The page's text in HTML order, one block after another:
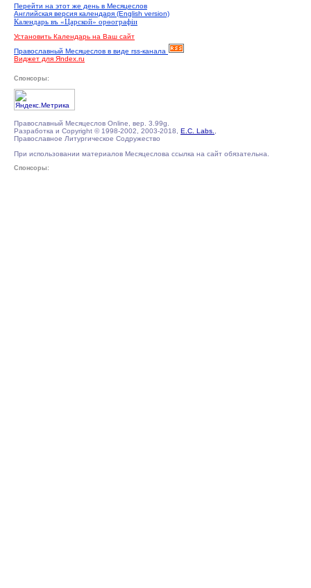
Перейти на этот же день в Месяцеслов
Английская версия календаря (English version)
Календарь въ «Царской» орѳографiи
Установить Календарь на Ваш сайт
Православный Месяцеслов в виде rss-канала
Виджет для Яndex.ru
Спонсоры:
Православный Месяцеслов Online, вер. 3.99g.
Разработка и Copyright © 1998-2002, 2003-2018, E.C. Labs.
Православное Литургическое Содружество
При использовании материалов Месяцеслова ссылка на сайт обязательна.
Спонсоры: